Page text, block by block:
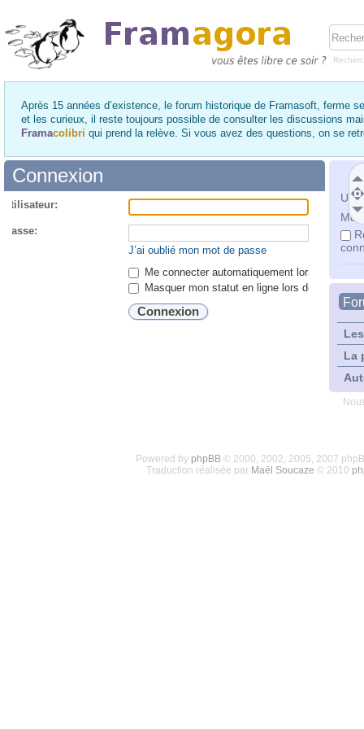
Après 15 années d’existence, le forum historique de Framasoft, ferme
et les curieux, il reste toujours possible de consulter les discussions
Framacolibri qui prend la relève. Si vous avez des questions, on se
Mot
La
Connexion
passe:
J’ai oublié mon mot de passe
Me connecter automatiquement lors de
Masquer mon statut en ligne lors de cette
Powered by phpBB© 2000, 2002, 2005, 2007
Traduction réalisée par Maël Soucaze © 2010